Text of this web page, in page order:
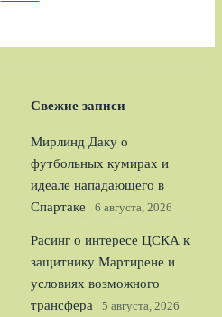
Свежие записи
Мирлинд Даку о
футбольных кумирах и
идеале нападающего в
Спартаке
6 августа, 2026
Расинг о интересе ЦСКА к
защитнику Мартирене и
условиях возможного
трансфера
5 августа, 2026